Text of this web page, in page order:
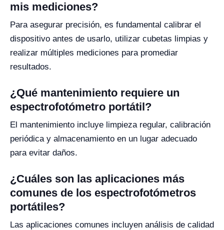
mis mediciones?
Para asegurar precisión, es fundamental calibrar el
dispositivo antes de usarlo, utilizar cubetas limpias y
realizar múltiples mediciones para promediar
resultados.
¿Qué mantenimiento requiere un
espectrofotómetro portátil?
El mantenimiento incluye limpieza regular, calibración
periódica y almacenamiento en un lugar adecuado
para evitar daños.
¿Cuáles son las aplicaciones más
comunes de los espectrofotómetros
portátiles?
Las aplicaciones comunes incluyen análisis de calidad